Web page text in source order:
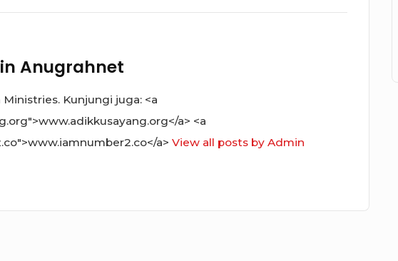
Anugrahnet
Kunjungi juga: <a
a> <a
a> View all posts by Admin